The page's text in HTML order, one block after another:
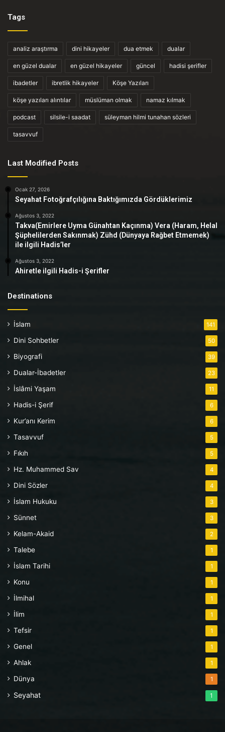
Tags
analiz araştırma dini hikayeler dua etmek dualar
en güzel dualar en güzel hikayeler güncel hadisi şerifler
ibadetler ibretlik hikayeler Köşe Yazıları
köşe yazıları alıntılar müslüman olmak namaz kılmak
podcast silsile-i saadat süleyman hilmi tunahan sözleri
tasavvuf
Last Modified Posts
Ocak 27, 2026
Seyahat Fotoğrafçılığına Baktığımızda Gördüklerimiz
Ağustos 3, 2022
Takva(Emirlere Uyma Günahtan Kaçınma) Vera (Haram, Helal
Şüphelilerden Sakınmak) Zühd (Dünyaya Rağbet Etmemek)
ile ilgili Hadis’ler
Ağustos 3, 2022
Ahiretle ilgili Hadis-i Şerifler
Destinations
İslam 141
Dini Sohbetler 50
Biyografi 39
Dualar-İbadetler 23
İslâmi Yaşam 11
Hadis-i Şerif 6
Kur’anı Kerim 6
Tasavvuf 5
Fıkıh 5
Hz. Muhammed Sav 4
Dini Sözler 4
İslam Hukuku 3
Sünnet 3
Kelam-Akaid 2
Talebe 1
İslam Tarihi 1
Konu 1
İlmihal 1
İlim 1
Tefsir 1
Genel 1
Ahlak 1
Dünya 1
Seyahat 1